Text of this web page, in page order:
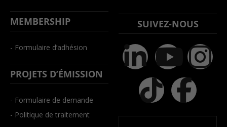
MEMBERSHIP
- Formulaire d’adhésion
PROJETS D’ÉMISSION
- Formulaire de demande
- Politique de traitement
SUIVEZ-NOUS